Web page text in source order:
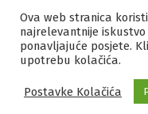
IZRADA I HOSTING
MARKETING
PRAVILA
Ova web stranica
najrelevantnije
ponavljajuće posjete.
upotrebu kolačića.
Postavke Kolačića